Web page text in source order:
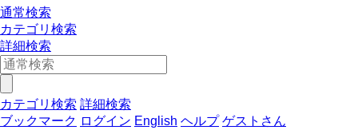
通常検索
カテゴリ検索
詳細検索
カテゴリ検索 詳細検索
ブックマーク ログイン English ヘルプ ゲストさん